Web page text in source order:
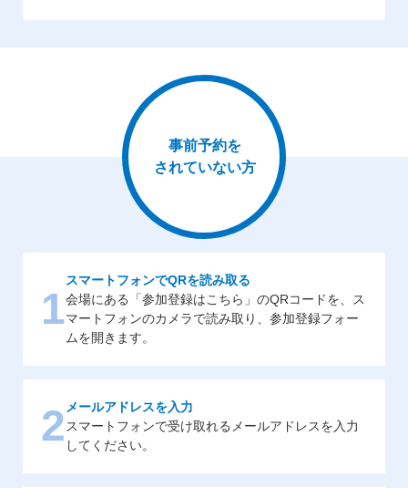
事前予約を
されていない方
1
スマートフォンでQRを読み取る
会場にある「参加登録はこちら」のQRコードを、ス
マートフォンのカメラで読み取り、参加登録フォー
ムを開きます。
2 メールアドレスを入力
スマートフォンで受け取れるメールアドレスを入力
してください。